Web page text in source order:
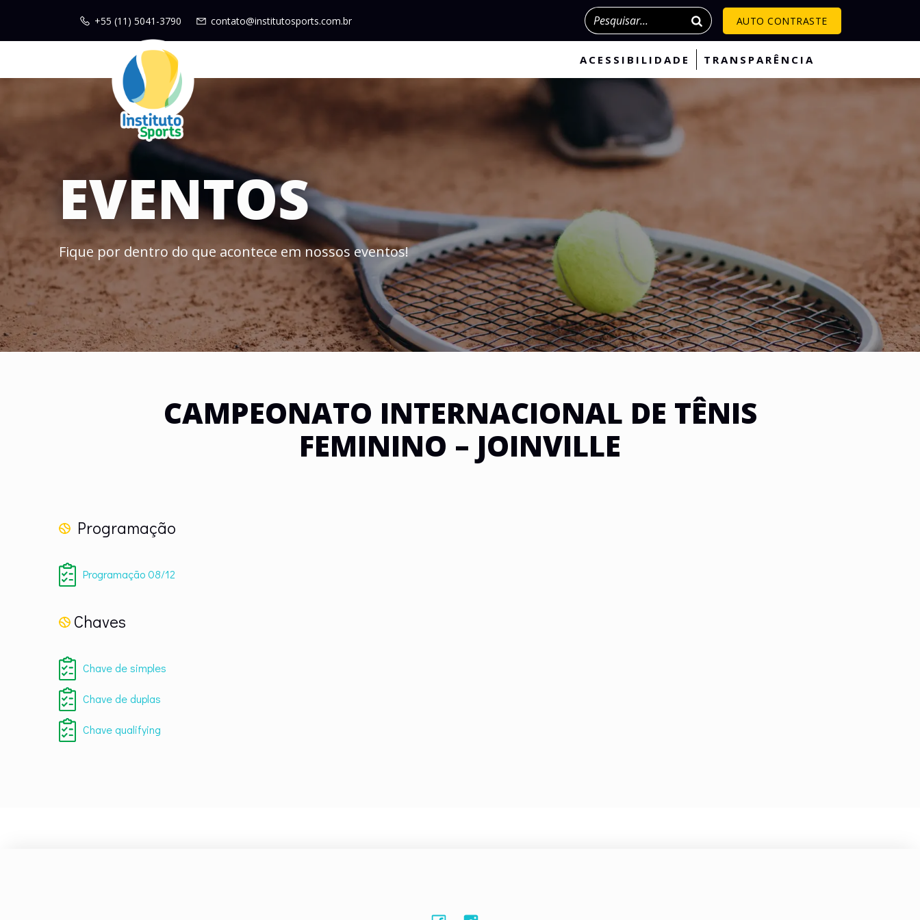
+55 (11) 5041-3790 contato@institutosports.com.br Pesquisar AUTO CONTRASTE
ACESSIBILIDADE TRANSPARÊNCIA
EVENTOS
Fique por dentro do que acontece em nossos eventos!
CAMPEONATO INTERNACIONAL DE TÊNIS
FEMININO – JOINVILLE
Programação
Programação 08/12
Chaves
Chave de simples
Chave de duplas
Chave qualifying